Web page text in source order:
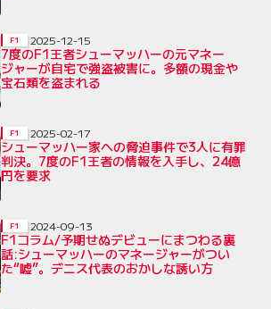
7度のF1王者シューマッハーの元マネー
ジャーが自宅で強盗被害に。多額の現金や
宝石類を盗まれる
F1 2025-12-15
シューマッハー家への脅迫事件で3人に有罪
判決。7度のF1王者の情報を入手し、24億
円を要求
F1 2025-02-17
F1コラム/予期せぬデビューにまつわる裏
話:シューマッハーのマネージャーがつい
た“嘘”。デニス代表のおかしな誘い方
F1 2024-09-13